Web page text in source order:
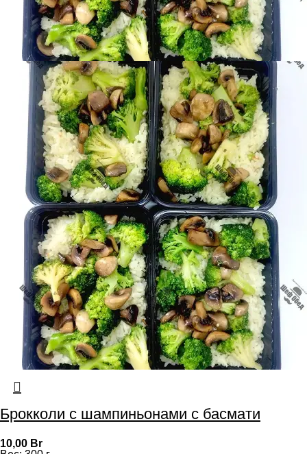
Брокколи с шампиньонами с басмати
10,00 Br